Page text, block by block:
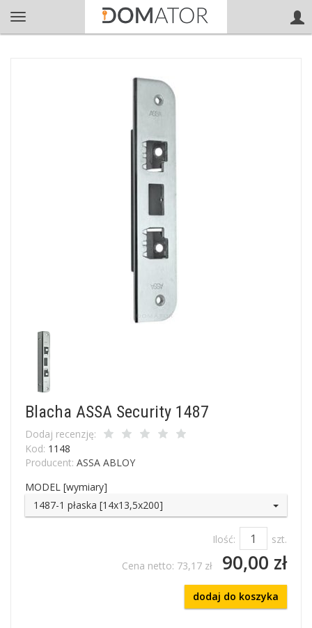
Blacha ASSA Security 1487
Dodaj recenzję:
Kod: 1148
Producent: ASSA ABLOY
MODEL [wymiary]
1487-1 płaska [14x13,5x200]
Ilość:
szt.
Cena netto: 73,17 zł 90,00 zł
dodaj do koszyka